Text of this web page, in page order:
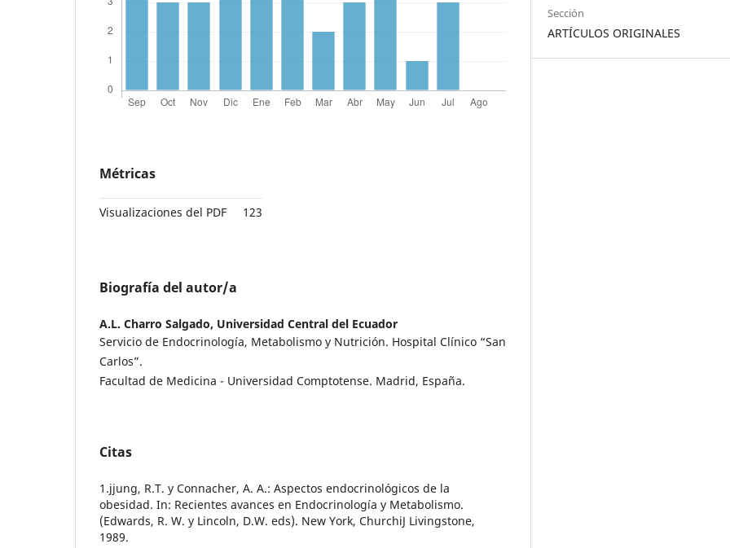
Métricas
Visualizaciones del PDF 123
Biografía del autor/a
A.L. Charro Salgado, Universidad Central del Ecuador
Servicio de Endocrinología, Metabolismo y Nutrición. Hospital Clínico “San
Carlos”.
Facultad de Medicina - Universidad Comptotense. Madrid, España.
Citas
1.jjung, R.T. y Connacher, A. A.: Aspectos endocrinológicos de la
obesidad. In: Recientes avances en Endocrinología y Metabolismo.
(Edwards, R. W. y Lincoln, D.W. eds). New York, ChurchiJ Livingstone,
1989.
Sección
ARTÍCULOS ORIGINALES